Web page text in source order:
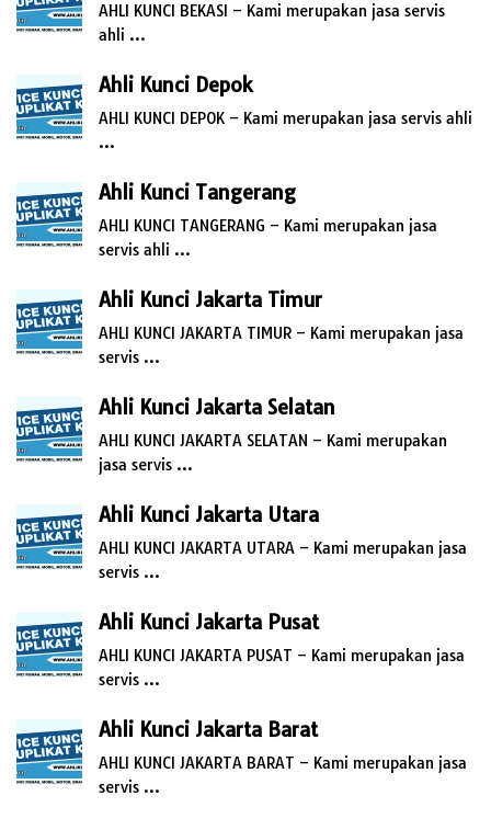
AHLI KUNCI BEKASI – Kami merupakan jasa servis
ahli …
Ahli Kunci Depok
AHLI KUNCI DEPOK – Kami merupakan jasa servis ahli
…
Ahli Kunci Tangerang
AHLI KUNCI TANGERANG – Kami merupakan jasa
servis ahli …
Ahli Kunci Jakarta Timur
AHLI KUNCI JAKARTA TIMUR – Kami merupakan jasa
servis …
Ahli Kunci Jakarta Selatan
AHLI KUNCI JAKARTA SELATAN – Kami merupakan
jasa servis …
Ahli Kunci Jakarta Utara
AHLI KUNCI JAKARTA UTARA – Kami merupakan jasa
servis …
Ahli Kunci Jakarta Pusat
AHLI KUNCI JAKARTA PUSAT – Kami merupakan jasa
servis …
Ahli Kunci Jakarta Barat
AHLI KUNCI JAKARTA BARAT – Kami merupakan jasa
servis …